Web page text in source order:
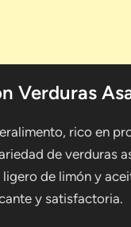
Verduras
rico en
de verduras
de limón y
y satisfactoria.